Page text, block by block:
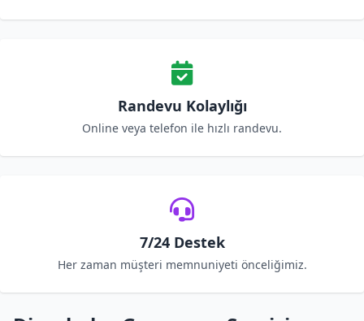
Randevu Kolaylığı
Online veya telefon ile hızlı randevu.
7/24 Destek
Her zaman müşteri memnuniyeti önceliğimiz.